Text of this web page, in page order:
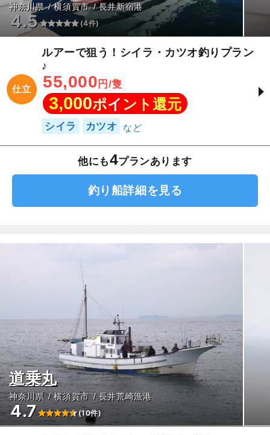
神奈川県 横須賀市 長井新宿港
4.5 (4件)
仕立
ルアーで狙う！シイラ・カツオ釣りプラン
♪
55,000 円/隻
3,000ポイント還元
シイラ カツオ
他にも4プランあります
釣り船詳細を見る
道乗丸
神奈川県 横須賀市 長井荒崎漁港
4.7 (10件)